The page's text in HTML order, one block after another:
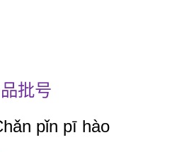
批号
pǐn pī hào